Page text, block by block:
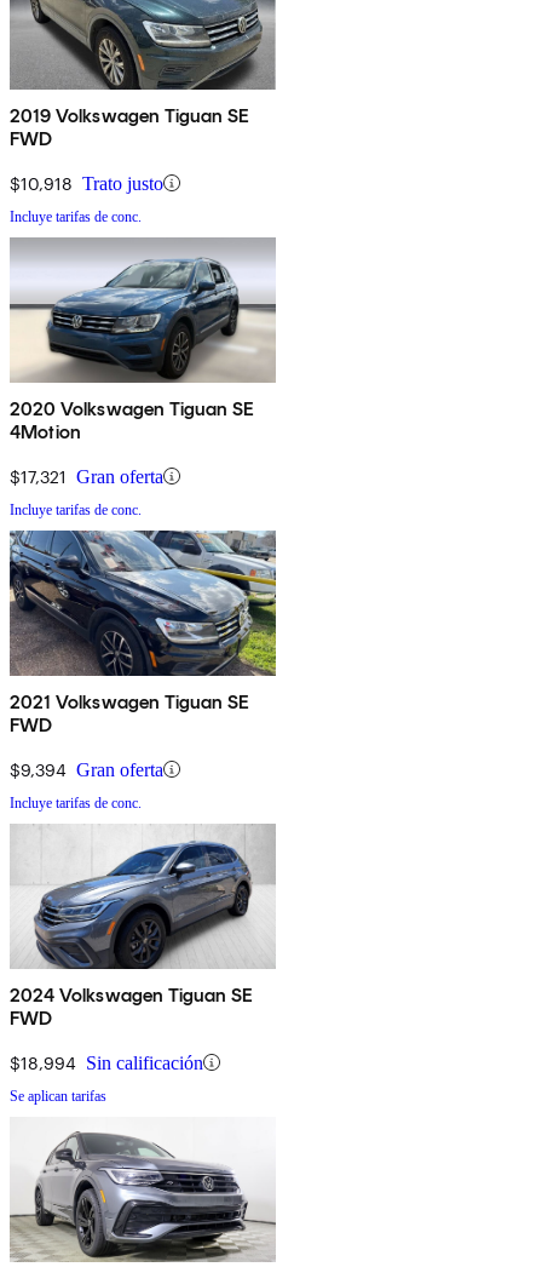
2019 Volkswagen Tiguan SE
FWD
$10,918 Trato justo
Incluye tarifas de conc.
2020 Volkswagen Tiguan SE
4Motion
$17,321 Gran oferta
Incluye tarifas de conc.
2021 Volkswagen Tiguan SE
FWD
$9,394 Gran oferta
Incluye tarifas de conc.
2024 Volkswagen Tiguan SE
FWD
$18,994 Sin calificación
Se aplican tarifas